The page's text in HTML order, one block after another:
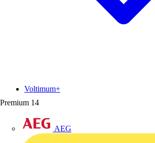
Premium 14
AEG
Voltimum+